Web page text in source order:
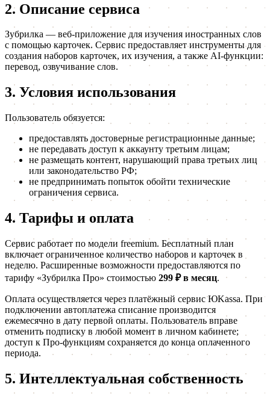
2. Описание сервиса
Зубрилка — веб-приложение для изучения иностранных слов
с помощью карточек. Сервис предоставляет инструменты для
создания наборов карточек, их изучения, а также AI-функции:
перевод, озвучивание слов.
3. Условия использования
Пользователь обязуется:
предоставлять достоверные регистрационные данные;
не передавать доступ к аккаунту третьим лицам;
не размещать контент, нарушающий права третьих лиц
или законодательство РФ;
не предпринимать попыток обойти технические
ограничения сервиса.
4. Тарифы и оплата
Сервис работает по модели freemium. Бесплатный план
включает ограниченное количество наборов и карточек в
неделю. Расширенные возможности предоставляются по
тарифу «Зубрилка Про» стоимостью 299 ₽ в месяц.
Оплата осуществляется через платёжный сервис ЮKassa. При
подключении автоплатежа списание производится
ежемесячно в дату первой оплаты. Пользователь вправе
отменить подписку в любой момент в личном кабинете;
доступ к Про-функциям сохраняется до конца оплаченного
периода.
5. Интеллектуальная собственность